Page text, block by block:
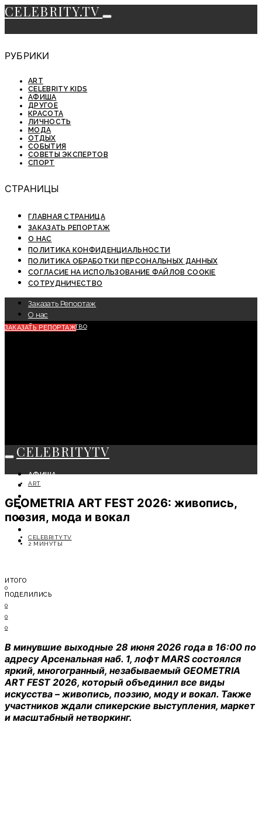
CELEBRITY.TV
РУБРИКИ
ART
CELEBRITY KIDS
АФИША
ДРУГОЕ
КРАСОТА
ЛИЧНОСТЬ
МОДА
ОТДЫХ
СОБЫТИЯ
СОВЕТЫ ЭКСПЕРТОВ
СПОРТ
СТРАНИЦЫ
ГЛАВНАЯ СТРАНИЦА
ЗАКАЗАТЬ РЕПОРТАЖ
О НАС
ПОЛИТИКА КОНФИДЕНЦИАЛЬНОСТИ
ПОЛИТИКА ОБРАБОТКИ ПЕРСОНАЛЬНЫХ ДАННЫХ
СОГЛАСИЕ НА ИСПОЛЬЗОВАНИЕ ФАЙЛОВ COOKIE
СОТРУДНИЧЕСТВО
Заказать Репортаж
О нас
Сотрудничество
ЗАКАЗАТЬ РЕПОРТАЖ
CELEBRITYTV
АФИША
СОБЫТИЯ
КРАСОТА
МОДА
ЛИЧНОСТЬ
СОВЕТЫ ЭКСПЕРТОВ
ART
GEOMETRIA ART FEST 2026: живопись,
поэзия, мода и вокал
CELEBRITYTV
2 МИНУТЫ
ИТОГО
0
ПОДЕЛИЛИСЬ
0
0
0
В минувшие выходные 28 июня 2026 года в 16:00 по
адресу Арсенальная наб. 1, лофт MARS состоялся
яркий, многогранный, незабываемый GEOMETRIA
ART FEST 2026, который объединил все виды
искусства – живопись, поэзию, моду и вокал. Также
участников ждали спикерские выступления, маркет
и масштабный нетворкинг.